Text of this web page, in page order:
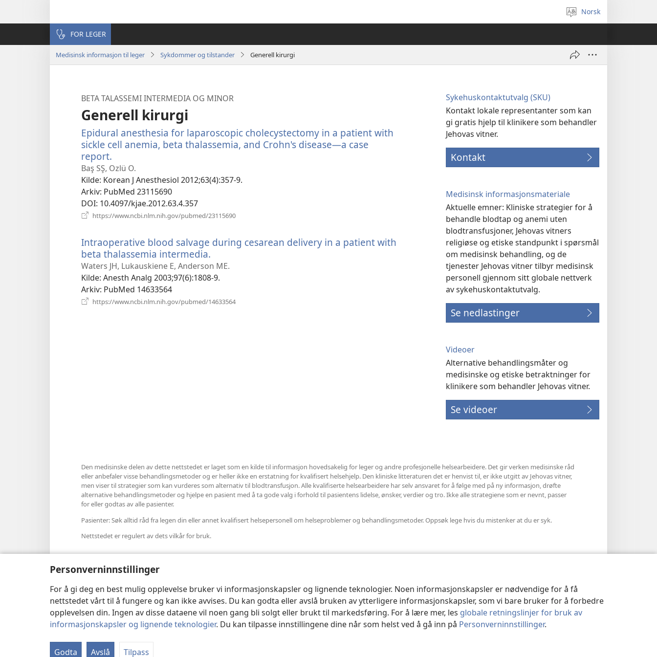
Personverninnstillinger
For å gi deg en best mulig opplevelse bruker vi informasjonskapsler og lignende teknologier. Noen informasjonskapsler er nødvendige for å få
nettstedet vårt til å fungere og kan ikke avvises. Du kan godta eller avslå bruken av ytterligere informasjonskapsler, som vi bare bruker for å forbedre
opplevelsen din. Ingen av disse dataene vil noen gang bli solgt eller brukt til markedsføring. For å lære mer, les globale retningslinjer for bruk av
informasjonskapsler og lignende teknologier. Du kan tilpasse innstillingene dine når som helst ved å gå inn på Personverninnstillinger.
Godta Avslå Tilpass
Velg
språk
Norsk
FOR LEGER
Medisinsk informasjon til leger Sykdommer og tilstander Generell kirurgi
BETA TALASSEMI INTERMEDIA OG MINOR
Generell kirurgi
Epidural anesthesia for laparoscopic cholecystectomy in a patient with
sickle cell anemia, beta thalassemia, and Crohn's disease—a case
report.
nytt
vindu)
Baş SŞ, Ozlü O.
Kilde‎: Korean J Anesthesiol 2012;63(4):357-9.
Arkiv‎: PubMed 23115690
DOI‎: 10.4097/kjae.2012.63.4.357
https://www.ncbi.nlm.nih.gov/pubmed/23115690
Intraoperative blood salvage during cesarean delivery in a patient with
beta thalassemia intermedia.
nytt
vindu)
Waters JH, Lukauskiene E, Anderson ME.
Kilde‎: Anesth Analg 2003;97(6):1808-9.
Arkiv‎: PubMed 14633564
https://www.ncbi.nlm.nih.gov/pubmed/14633564
Sykehuskontaktutvalg (SKU)
Kontakt lokale representanter som kan
gi gratis hjelp til klinikere som behandler
Jehovas vitner.
Kontakt
Medisinsk informasjonsmateriale
Aktuelle emner: Kliniske strategier for å
behandle blodtap og anemi uten
blodtransfusjoner, Jehovas vitners
religiøse og etiske standpunkt i spørsmål
om medisinsk behandling, og de
tjenester Jehovas vitner tilbyr medisinsk
personell gjennom sitt globale nettverk
av sykehuskontaktutvalg.
Se nedlastinger
Videoer
Alternative behandlingsmåter og
medisinske og etiske betraktninger for
klinikere som behandler Jehovas vitner.
Se videoer
Den medisinske delen av dette nettstedet er laget som en kilde til informasjon hovedsakelig for leger og andre profesjonelle helsearbeidere. Det gir verken medisinske råd
eller anbefaler visse behandlingsmetoder og er heller ikke en erstatning for kvalifisert helsehjelp. Den kliniske litteraturen det er henvist til, er ikke utgitt av Jehovas vitner,
men viser til strategier som kan vurderes som alternativ til blodtransfusjon. Alle kvalifiserte helsearbeidere har selv ansvaret for å følge med på ny informasjon, drøfte
alternative behandlingsmetoder og hjelpe en pasient med å ta gode valg i forhold til pasientens lidelse, ønsker, verdier og tro. Ikke alle strategiene som er nevnt, passer
for eller godtas av alle pasienter.
Pasienter: Søk alltid råd fra legen din eller annet kvalifisert helsepersonell om helseproblemer og behandlingsmetoder. Oppsøk lege hvis du mistenker at du er syk.
Nettstedet er regulert av dets vilkår for bruk.
Copyright© 2026 Watch Tower Bible and Tract Society of Pennsylvania. VILKÅR FOR BRUK|PERSONVERN|PERSONVERNINNSTILLINGER